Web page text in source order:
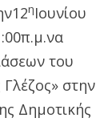
ηΙουνίου
του
στην
Δημοτικής